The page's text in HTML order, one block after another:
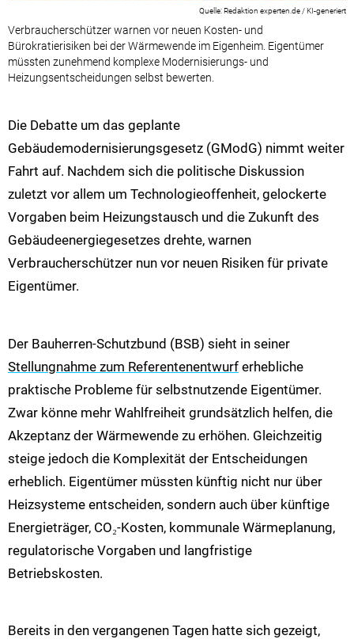
Verbraucherschützer warnen vor neuen Kosten- und
Bürokratierisiken bei der Wärmewende im Eigenheim. Eigentümer
müssten zunehmend komplexe Modernisierungs- und
Heizungsentscheidungen selbst bewerten.
Redaktion experten.de / KI-generiert
Die Debatte um das geplante
Gebäudemodernisierungsgesetz (GModG) nimmt weiter
Fahrt auf. Nachdem sich die politische Diskussion
zuletzt vor allem um Technologieoffenheit, gelockerte
Vorgaben beim Heizungstausch und die Zukunft des
Gebäudeenergiegesetzes drehte, warnen
Verbraucherschützer nun vor neuen Risiken für private
Eigentümer.
Der Bauherren-Schutzbund (BSB) sieht in seiner
Stellungnahme zum Referentenentwurf erhebliche
praktische Probleme für selbstnutzende Eigentümer.
Zwar könne mehr Wahlfreiheit grundsätzlich helfen, die
Akzeptanz der Wärmewende zu erhöhen. Gleichzeitig
steige jedoch die Komplexität der Entscheidungen
erheblich. Eigentümer müssten künftig nicht nur über
Heizsysteme entscheiden, sondern auch über künftige
Energieträger, CO₂-Kosten, kommunale Wärmeplanung,
regulatorische Vorgaben und langfristige
Betriebskosten.
Bereits in den vergangenen Tagen hatte sich gezeigt,